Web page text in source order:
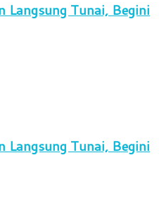
Langsung Tunai, Begini
Langsung Tunai, Begini